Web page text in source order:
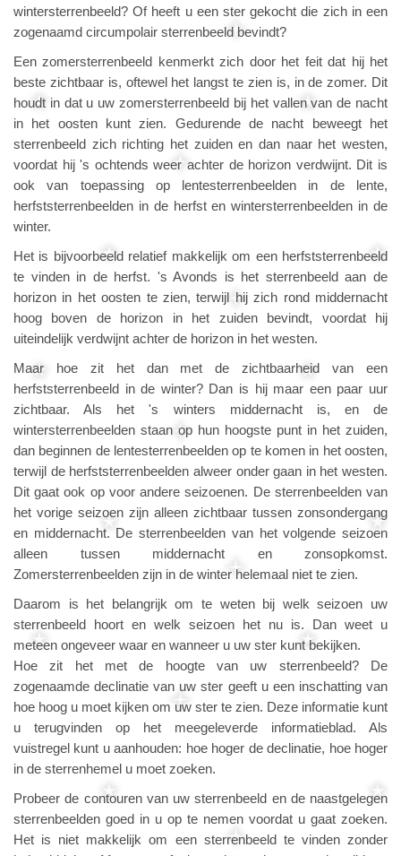
wintersterrenbeeld? Of heeft u een ster gekocht die zich in een
zogenaamd circumpolair sterrenbeeld bevindt?
Een zomersterrenbeeld kenmerkt zich door het feit dat hij het
beste zichtbaar is, oftewel het langst te zien is, in de zomer. Dit
houdt in dat u uw zomersterrenbeeld bij het vallen van de nacht
in het oosten kunt zien. Gedurende de nacht beweegt het
sterrenbeeld zich richting het zuiden en dan naar het westen,
voordat hij 's ochtends weer achter de horizon verdwijnt. Dit is
ook van toepassing op lentesterrenbeelden in de lente,
herfststerrenbeelden in de herfst en wintersterrenbeelden in de
winter.
Het is bijvoorbeeld relatief makkelijk om een herfststerrenbeeld
te vinden in de herfst. 's Avonds is het sterrenbeeld aan de
horizon in het oosten te zien, terwijl hij zich rond middernacht
hoog boven de horizon in het zuiden bevindt, voordat hij
uiteindelijk verdwijnt achter de horizon in het westen.
Maar hoe zit het dan met de zichtbaarheid van een
herfststerrenbeeld in de winter? Dan is hij maar een paar uur
zichtbaar. Als het 's winters middernacht is, en de
wintersterrenbeelden staan op hun hoogste punt in het zuiden,
dan beginnen de lentesterrenbeelden op te komen in het oosten,
terwijl de herfststerrenbeelden alweer onder gaan in het westen.
Dit gaat ook op voor andere seizoenen. De sterrenbeelden van
het vorige seizoen zijn alleen zichtbaar tussen zonsondergang
en middernacht. De sterrenbeelden van het volgende seizoen
alleen tussen middernacht en zonsopkomst.
Zomersterrenbeelden zijn in de winter helemaal niet te zien.
Daarom is het belangrijk om te weten bij welk seizoen uw
sterrenbeeld hoort en welk seizoen het nu is. Dan weet u
meteen ongeveer waar en wanneer u uw ster kunt bekijken.
Hoe zit het met de hoogte van uw sterrenbeeld? De
zogenaamde declinatie van uw ster geeft u een inschatting van
hoe hoog u moet kijken om uw ster te zien. Deze informatie kunt
u terugvinden op het meegeleverde informatieblad. Als
vuistregel kunt u aanhouden: hoe hoger de declinatie, hoe hoger
in de sterrenhemel u moet zoeken.
Probeer de contouren van uw sterrenbeeld en de naastgelegen
sterrenbeelden goed in u op te nemen voordat u gaat zoeken.
Het is niet makkelijk om een sterrenbeeld te vinden zonder